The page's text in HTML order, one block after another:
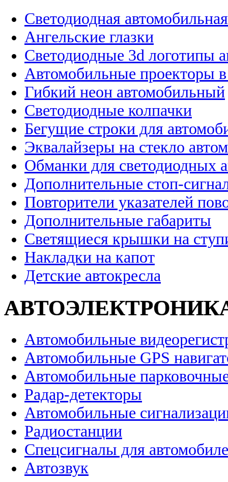
Светодиодная
Ангельские глазки
Светодиодные 3d логотипы
Автомобильные проекторы
Гибкий неон автомобильный
Светодиодные колпачки
Бегущие строки для
Эквалайзеры на стекло
Обманки для светодиодных
Дополнительные стоп-
Повторители указателей
Дополнительные габариты
Светящиеся крышки на
Накладки на капот
Детские автокресла
Автомобильные
Автомобильные GPS
Автомобильные
Радар-детекторы
Автомобильные
Радиостанции
Спецсигналы для
Автозвук